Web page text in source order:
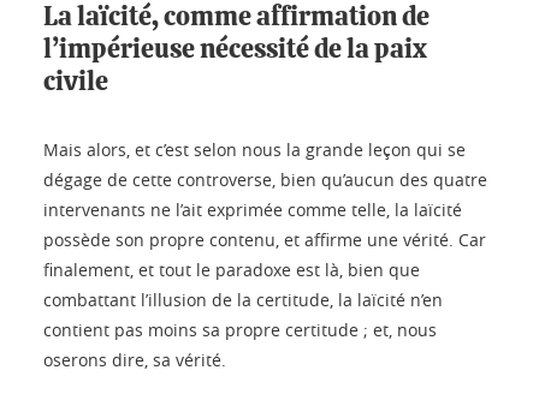
La laïcité, comme affirmation de
l’impérieuse nécessité de la paix
civile
Mais alors, et c’est selon nous la grande leçon qui se
dégage de cette controverse, bien qu’aucun des quatre
intervenants ne l’ait exprimée comme telle, la laïcité
possède son propre contenu, et affirme une vérité. Car
finalement, et tout le paradoxe est là, bien que
combattant l’illusion de la certitude, la laïcité n’en
contient pas moins sa propre certitude ; et, nous
oserons dire, sa vérité.